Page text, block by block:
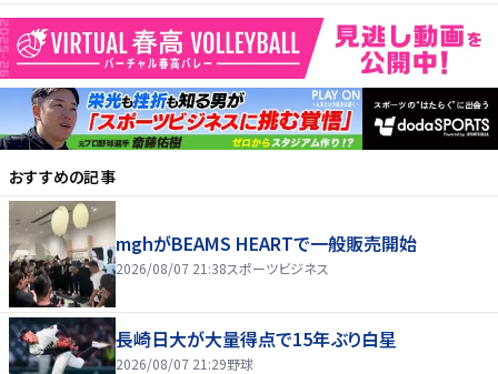
おすすめの記事
mghがBEAMS HEARTで一般販売開始
2026/08/07 21:38スポーツビジネス
長崎日大が大量得点で15年ぶり白星
2026/08/07 21:29野球